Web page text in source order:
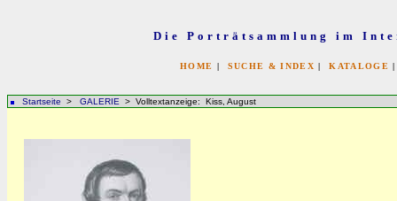
Die Porträtsammlung im
HOME | SUCHE & INDEX |KATALOGE
Startseite > GALERIE > Volltextanzeige: Kiss, August